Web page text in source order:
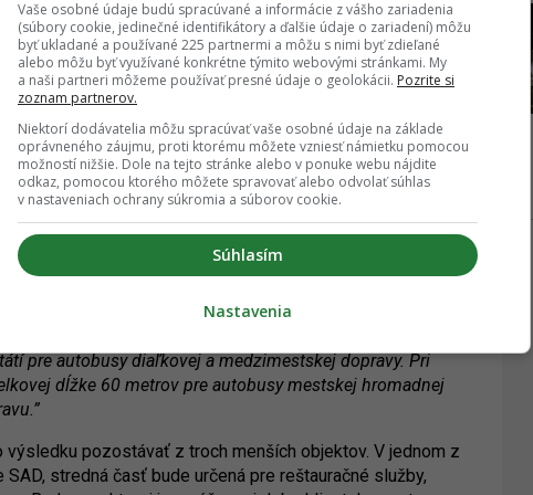
Development tak, aby došlo k rekonštrukcii autobusovej
MHD, ukončeniu súdnych sporov medzi mestom a
pozemkom,”tvrdila pred časom miestna
sa konalo 26. marca. Podľa primátora mesta Richarda
tomu 13 rokov, kým sme sa s majiteľom autobusovej
Neboli to jednoduché rokovania. Chcem verejne
ide o výsledok tímovej práce práve pod jeho
svoje žaloby voči investorovi.
napokon podarí zrealizovať do roku 2025. Spoločnosť
hodnote 2,4 milióna eur. Vonkajšie predpriestory stanice
Podľa Ľubora Cmarka, manažéra spoločnosti SIRS,
priestore medzi budovou železničnej stanice a
pre autobusy diaľkovej a medzimestskej dopravy. Pri
dĺžke 60 metrov pre autobusy mestskej hromadnej
výsledku pozostávať z troch menších objektov. V jednom z
stredná časť bude určená pre reštauračné služby,
Vaše osobné údaje budú spracúvané a informácie z vášho zariadenia
(súbory cookie, jedinečné identifikátory a ďalšie údaje o zariadení) môžu
byť ukladané a používané 225 partnermi a môžu s nimi byť zdieľané
alebo môžu byť využívané konkrétne týmito webovými stránkami. My
a naši partneri môžeme používať presné údaje o geolokácii. Pozrite si
zoznam partnerov.
Niektorí dodávatelia môžu spracúvať vaše osobné údaje na základe
oprávneného záujmu, proti ktorému môžete vzniesť námietku pomocou
možností nižšie. Dole na tejto stránke alebo v ponuke webu nájdite
odkaz, pomocou ktorého môžete spravovať alebo odvolať súhlas
v nastaveniach ochrany súkromia a súborov cookie.
Súhlasím
Nastavenia